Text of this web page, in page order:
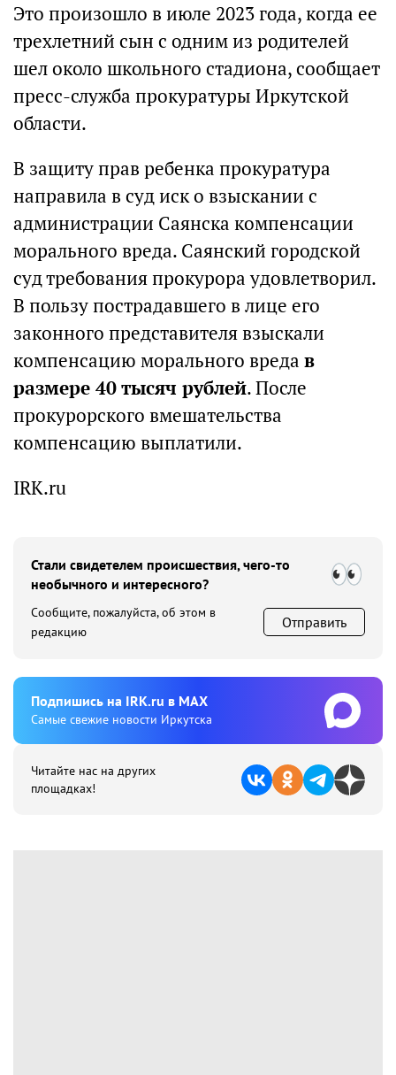
Это произошло в июле 2023 года, когда ее
трехлетний сын с одним из родителей
шел около школьного стадиона, сообщает
пресс-служба прокуратуры Иркутской
области.
В защиту прав ребенка прокуратура
направила в суд иск о взыскании с
администрации Саянска компенсации
морального вреда. Саянский городской
суд требования прокурора удовлетворил.
В пользу пострадавшего в лице его
законного представителя взыскали
компенсацию морального вреда в
размере 40 тысяч рублей. После
прокурорского вмешательства
компенсацию выплатили.
IRK.ru
Стали свидетелем происшествия, чего-то
необычного и интересного?
Сообщите, пожалуйста, об этом в
редакцию
Отправить
Подпишиcь на IRK.ru в MAX
Cамые свежие новости Иркутска
Читайте нас на других
площадках!